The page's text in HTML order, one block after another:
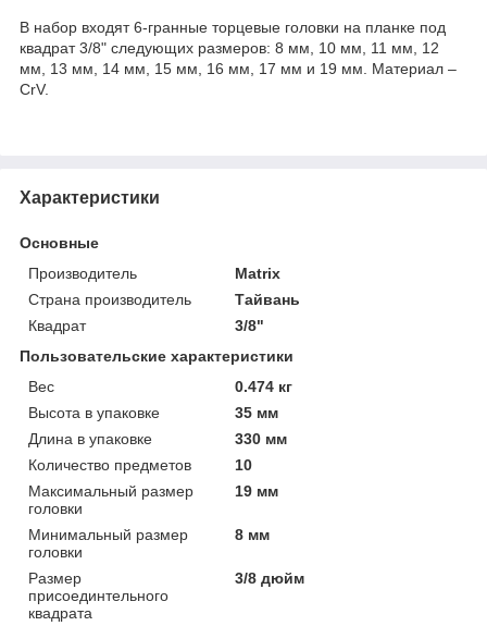
В набор входят 6-гранные торцевые головки на планке под
квадрат 3/8" следующих размеров: 8 мм, 10 мм, 11 мм, 12
мм, 13 мм, 14 мм, 15 мм, 16 мм, 17 мм и 19 мм. Материал –
CrV.
Характеристики
Основные
Производитель
Matrix
Страна производитель
Тайвань
Квадрат
3/8"
Пользовательские характеристики
Вес
0.474 кг
Высота в упаковке
35 мм
Длина в упаковке
330 мм
Количество предметов
10
Максимальный размер
головки
19 мм
Минимальный размер
головки
8 мм
Размер
присоединтельного
квадрата
3/8 дюйм